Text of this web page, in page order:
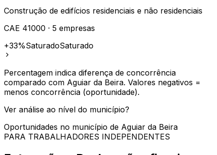
Construção de edifícios residenciais e não residenciais
CAE 41000 · 5 empresas
+33%SaturadoSaturado
Percentagem indica diferença de concorrência
comparado com Aguiar da Beira. Valores negativos =
menos concorrência (oportunidade).
Ver análise ao nível do município?
Oportunidades no município de Aguiar da Beira
PARA TRABALHADORES INDEPENDENTES